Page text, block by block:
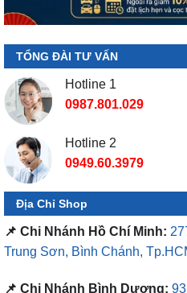
TỔNG ĐÀI TƯ VẤN
Hotline 1
0987.801.029
Hotline 2
0949.60.3979
Địa Chỉ Shop
📌 Chi Nhánh Hồ Chí Minh:
Trung Sơn, Bình Chánh,
📌 Chi Nhánh Bình Dương: